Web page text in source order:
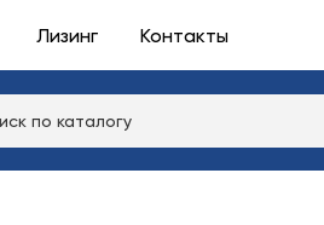
Лизинг Контакты